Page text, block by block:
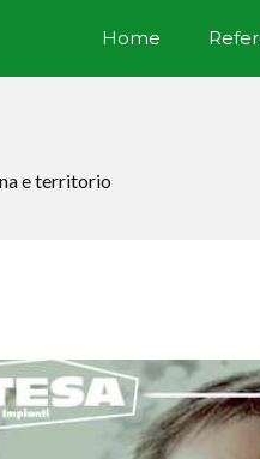
Home
e territorio